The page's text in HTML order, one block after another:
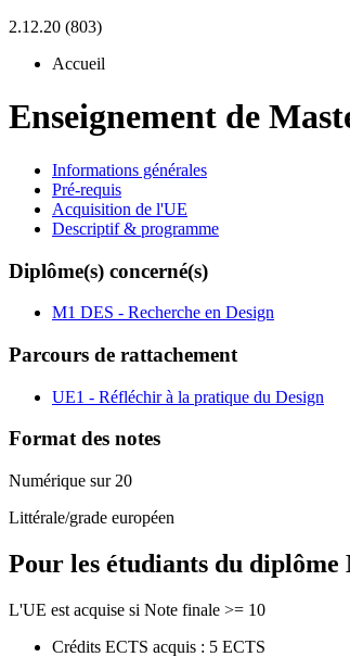
2.12.20 (803)
Accueil
Enseignement de
Informations générales
Pré-requis
Acquisition de l'UE
Descriptif & programme
Diplôme(s) concerné(s)
M1 DES - Recherche en Design
Parcours de rattachement
UE1 - Réfléchir à la pratique du Design
Format des notes
Numérique sur 20
Littérale/grade européen
Pour les étudiants du diplôme
L'UE est acquise si Note finale >= 10
Crédits ECTS acquis : 5 ECTS